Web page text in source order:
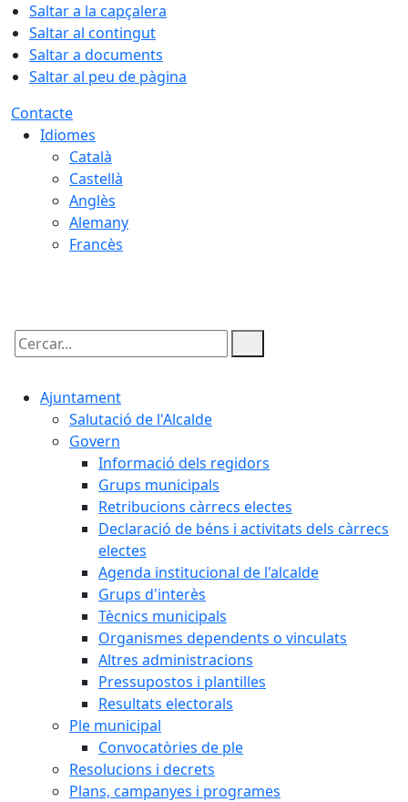
Saltar a la capçalera
Saltar al contingut
Saltar a documents
Saltar al peu de pàgina
Contacte
Idiomes
Català
Castellà
Anglès
Alemany
Francès
Cercar:
Ajuntament
Salutació de l'Alcalde
Govern
Informació dels regidors
Grups municipals
Retribucions càrrecs electes
Declaració de béns i activitats dels càrrecs
electes
Agenda institucional de l'alcalde
Grups d'interès
Tècnics municipals
Organismes dependents o vinculats
Altres administracions
Pressupostos i plantilles
Resultats electorals
Ple municipal
Convocatòries de ple
Resolucions i decrets
Plans, campanyes i programes